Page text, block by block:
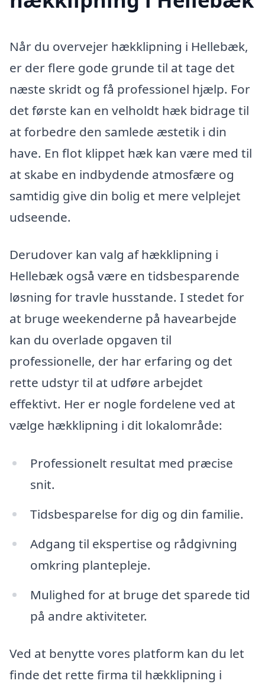
Når du overvejer hækklipning i Hellebæk,
er der flere gode grunde til at tage det
næste skridt og få professionel hjælp. For
det første kan en velholdt hæk bidrage til
at forbedre den samlede æstetik i din
have. En flot klippet hæk kan være med til
at skabe en indbydende atmosfære og
samtidig give din bolig et mere velplejet
udseende.
Derudover kan valg af hækklipning i
Hellebæk også være en tidsbesparende
løsning for travle husstande. I stedet for
at bruge weekenderne på havearbejde
kan du overlade opgaven til
professionelle, der har erfaring og det
rette udstyr til at udføre arbejdet
effektivt. Her er nogle fordelene ved at
vælge hækklipning i dit lokalområde:
Professionelt resultat med præcise
snit.
Tidsbesparelse for dig og din familie.
Adgang til ekspertise og rådgivning
omkring plantepleje.
Mulighed for at bruge det sparede tid
på andre aktiviteter.
Ved at benytte vores platform kan du let
finde det rette firma til hækklipning i